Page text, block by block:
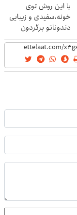
با این روش توی
خونه،سفیدی و زیبایی
دندوناتو برگردون
(40%off)